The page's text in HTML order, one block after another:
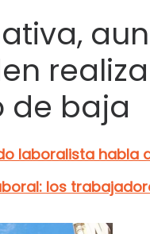
de baja
laboralista habla
los